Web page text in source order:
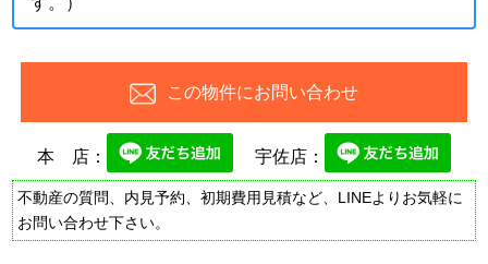
この物件にお問い合わせ
本 店： 宇佐店：
不動産の質問、内見予約、初期費用見積など、LINEよりお気軽に
お問い合わせ下さい。